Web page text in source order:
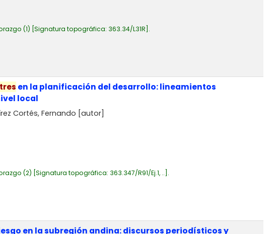
(1) Signatura topográfica: 363.34/L31R .
en la planificación del desarrollo: lineamientos
local
Cortés, Fernando [autor]
(2) Signatura topográfica: 363.347/R91/Ej.1, .. .
en la subregión andina: discursos periodísticos y